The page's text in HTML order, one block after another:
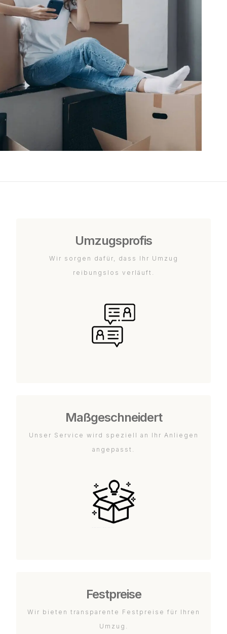
Umzugsprofis
Wir sorgen dafür, dass Ihr Umzug
reibungslos verläuft.
Maßgeschneidert
Unser Service wird speziell an Ihr Anliegen
angepasst.
Festpreise
Wir bieten transparente Festpreise für Ihren
Umzug.